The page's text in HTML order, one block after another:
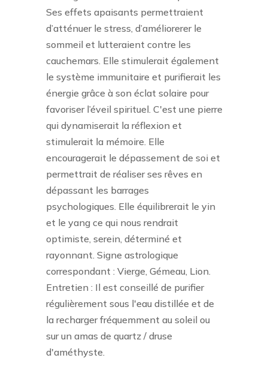
Ses effets apaisants permettraient
d’atténuer le stress, d’améliorerer le
sommeil et lutteraient contre les
cauchemars. Elle stimulerait également
le système immunitaire et purifierait les
énergie grâce à son éclat solaire pour
favoriser l’éveil spirituel. C'est une pierre
qui dynamiserait la réflexion et
stimulerait la mémoire. Elle
encouragerait le dépassement de soi et
permettrait de réaliser ses rêves en
dépassant les barrages
psychologiques. Elle équilibrerait le yin
et le yang ce qui nous rendrait
optimiste, serein, déterminé et
rayonnant. Signe astrologique
correspondant : Vierge, Gémeau, Lion.
Entretien : Il est conseillé de purifier
régulièrement sous l'eau distillée et de
la recharger fréquemment au soleil ou
sur un amas de quartz / druse
d'améthyste.